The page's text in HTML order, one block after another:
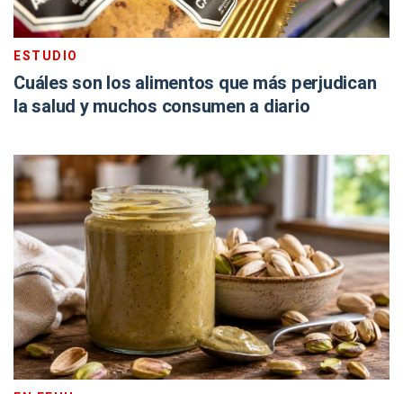
ESTUDIO
Cuáles son los alimentos que más perjudican
la salud y muchos consumen a diario